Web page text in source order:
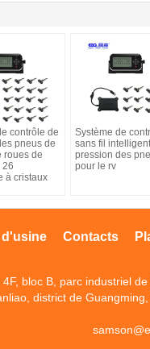
contrôle de
pneus de
roues de
26
à cristaux
Système de
sans fil
pression des
pour le rv
Contacts
4F, bloc B, parc industriel de
district de Guangming,